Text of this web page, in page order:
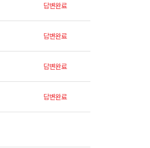
답변완료
답변완료
답변완료
답변완료